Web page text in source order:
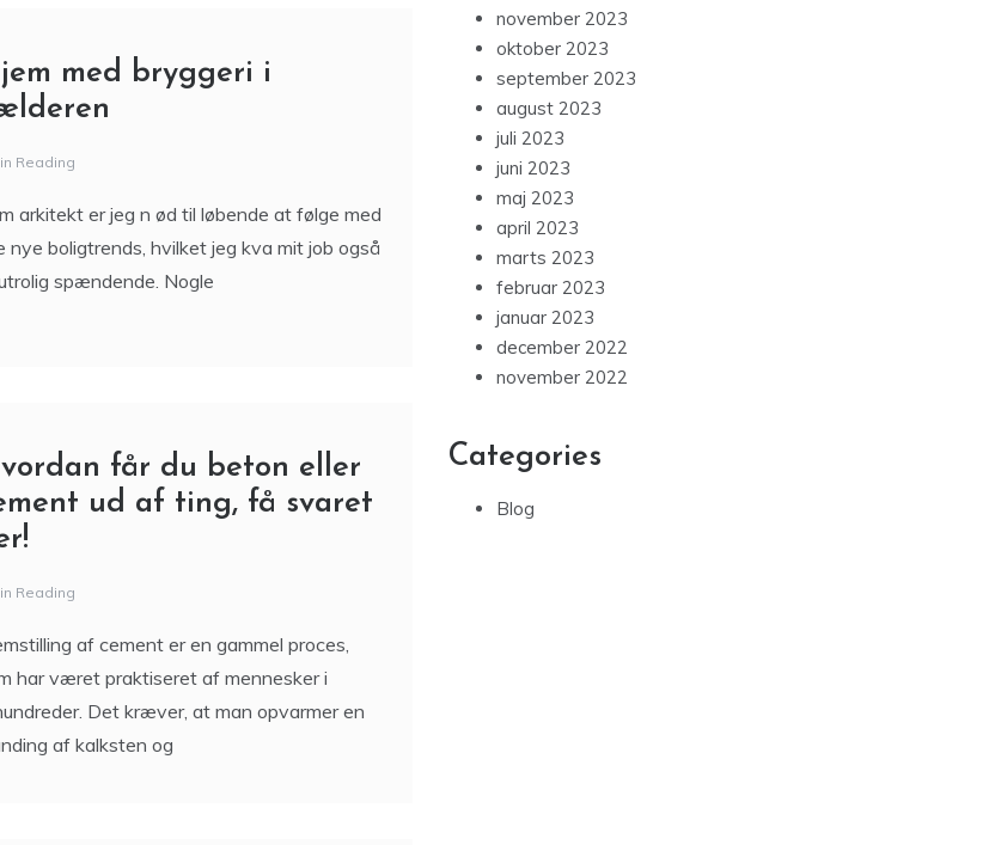
med bryggeri i
Reading
arkitekt er jeg n ød til løbende at følge med
nye boligtrends, hvilket jeg kva mit job også
spændende. Nogle
får du beton eller
ud af ting, få svaret
Reading
af cement er en gammel proces,
har været praktiseret af mennesker i
Det kræver, at man opvarmer en
af kalksten og
november 2023
oktober 2023
september 2023
august 2023
juli 2023
juni 2023
maj 2023
april 2023
marts 2023
februar 2023
januar 2023
december 2022
november 2022
Categories
Blog